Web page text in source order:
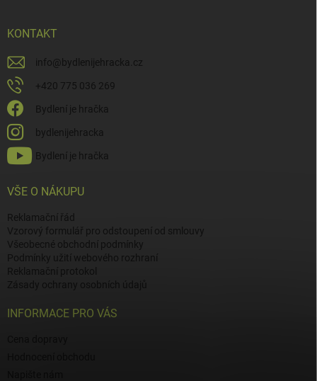
KONTAKT
info@ bydlenijehracka.cz
+420 775 036 269
Bydlení je hračka
bydlenijehracka
Bydlení je hračka
VŠE O NÁKUPU
Reklamační řád
Vzorový formulář pro odstoupení od smlouvy
Všeobecné obchodní podmínky
Podmínky užití webového rozhraní
Reklamační protokol
Zásady ochrany osobních údajů
INFORMACE PRO VÁS